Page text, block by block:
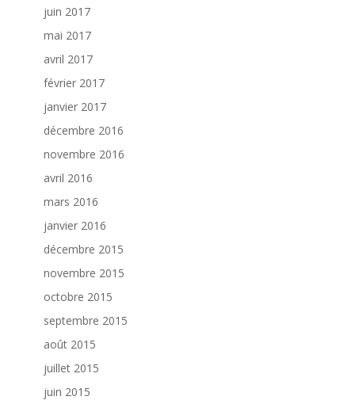
juin 2017
mai 2017
avril 2017
février 2017
janvier 2017
décembre 2016
novembre 2016
avril 2016
mars 2016
janvier 2016
décembre 2015
novembre 2015
octobre 2015
septembre 2015
août 2015
juillet 2015
juin 2015